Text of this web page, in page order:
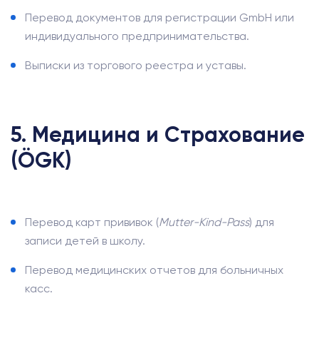
Перевод документов для регистрации GmbH или
индивидуального предпринимательства.
Выписки из торгового реестра и уставы.
5. Медицина и Страхование
(ÖGK)
Перевод карт прививок (Mutter-Kind-Pass) для
записи детей в школу.
Перевод медицинских отчетов для больничных
касс.